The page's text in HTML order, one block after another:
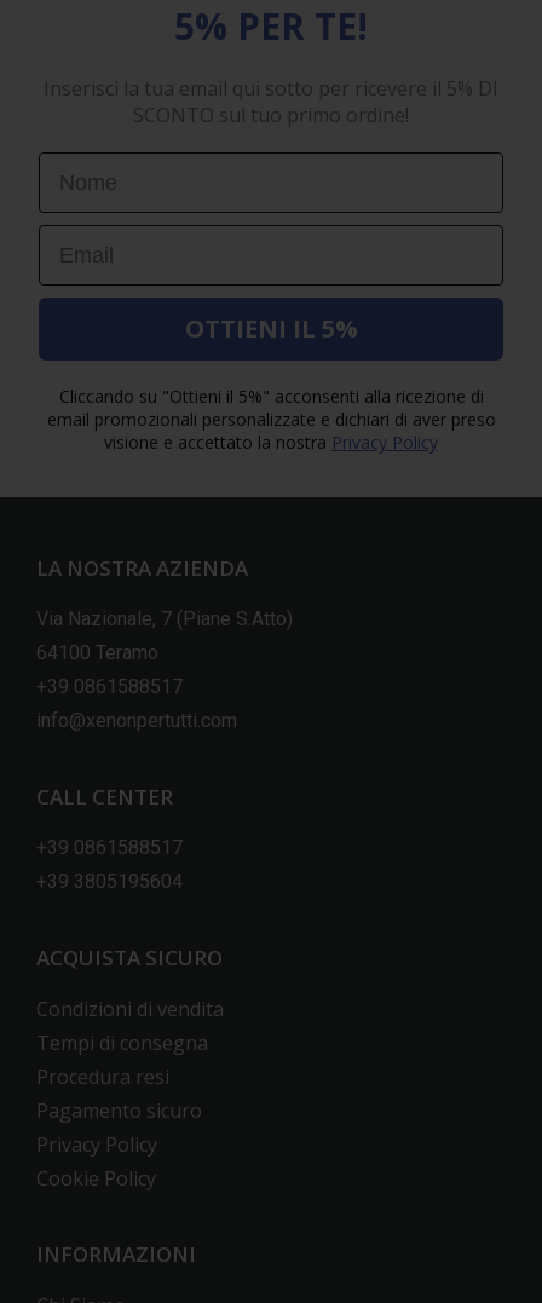
5% PER TE!
Inserisci la tua email qui sotto per ricevere il 5% DI
SCONTO sul tuo primo ordine!
First Name
Email
OTTIENI IL 5%
Cliccando su "Ottieni il 5%" acconsenti alla ricezione di
email promozionali personalizzate e dichiari di aver preso
visione e accettato la nostra Privacy Policy
LA NOSTRA AZIENDA
Via Nazionale, 7 (Piane S.Atto)
64100 Teramo
+39 0861588517
info@xenonpertutti.com
CALL CENTER
+39 0861588517
+39 3805195604
ACQUISTA SICURO
Condizioni di vendita
Tempi di consegna
Procedura resi
Pagamento sicuro
Privacy Policy
Cookie Policy
INFORMAZIONI